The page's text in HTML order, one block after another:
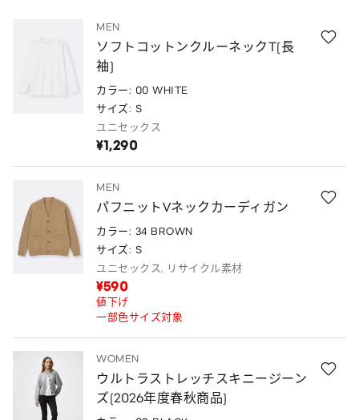
MEN
ソフトコットンクルーネックT(長
袖)
カラー: 00 WHITE
サイズ: S
ユニセックス
¥1,290
MEN
パフニットVネックカーディガン
カラー: 34 BROWN
サイズ: S
ユニセックス, リサイクル素材
¥590
値下げ
一部色サイズ対象
WOMEN
ウルトラストレッチスキニージーン
ズ(2026年度春秋商品)